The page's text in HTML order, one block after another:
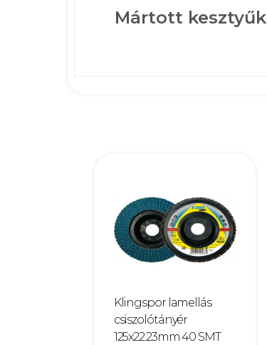
Mártott kesztyűk
Klingspor lamellás
csiszolótányér
125x22.23mm 40 SMT